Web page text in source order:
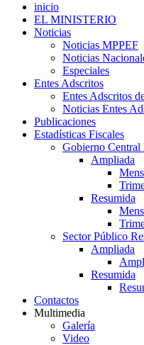
inicio
EL MINISTERIO
Noticias
Noticias MPPEF
Noticias
Especiales
Entes Adscritos
Entes Adscritos
Noticias Entes
Publicaciones
Estadísticas Fiscales
Gobierno Central
Ampliada
Resumida
Sector Público
Ampliada
Resumida
Contactos
Multimedia
Galería
Video